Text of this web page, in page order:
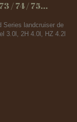
/ 74 / 75...
Series landcruiser de
3.0l, 2H 4.0l, HZ 4.2l